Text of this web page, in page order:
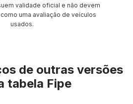
validade oficial e não devem
uma avaliação de veículos
usados.
de outras versões
tabela Fipe